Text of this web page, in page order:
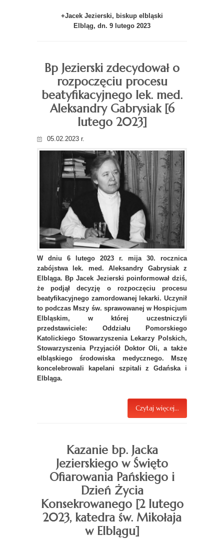
+Jacek Jezierski, biskup elbląski
Elbląg, dn. 9 lutego 2023
Bp Jezierski zdecydował o
rozpoczęciu procesu
beatyfikacyjnego lek. med.
Aleksandry Gabrysiak [6
lutego 2023]
05.02.2023 r.
W dniu 6 lutego 2023 r. mija 30. rocznica
zabójstwa lek. med. Aleksandry Gabrysiak z
Elbląga. Bp Jacek Jezierski poinformował dziś,
że podjął decyzję o rozpoczęciu procesu
beatyfikacyjnego zamordowanej lekarki. Uczynił
to podczas Mszy św. sprawowanej w Hospicjum
Elbląskim, w której uczestniczyli
przedstawiciele: Oddziału Pomorskiego
Katolickiego Stowarzyszenia Lekarzy Polskich,
Stowarzyszenia Przyjaciół Doktor Oli, a także
elbląskiego środowiska medycznego. Mszę
koncelebrowali kapelani szpitali z Gdańska i
Elbląga.
Czytaj więcej...
Kazanie bp. Jacka
Jezierskiego w Święto
Ofiarowania Pańskiego i
Dzień Życia
Konsekrowanego [2 lutego
2023, katedra św. Mikołaja
w Elblągu]